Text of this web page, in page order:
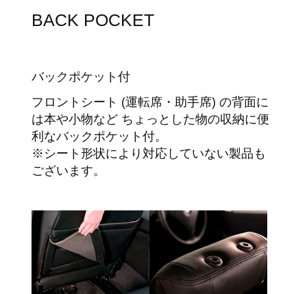
BACK POCKET
バックポケット付
フロントシート (運転席・助手席) の背面に
は本や小物など ちょっとした物の収納に便
利なバックポケット付。
※シート形状により対応していない製品も
ございます。